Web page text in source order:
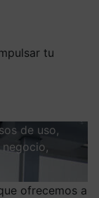
tu
de uso,
ofrecemos a